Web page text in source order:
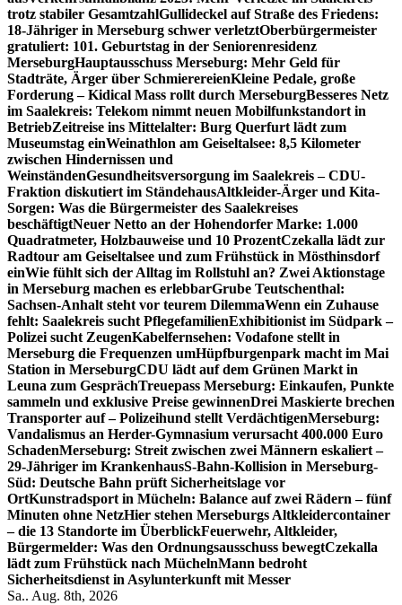
trotz stabiler GesamtzahlGullideckel auf Straße des Friedens:
18-Jähriger in Merseburg schwer verletztOberbürgermeister
gratuliert: 101. Geburtstag in der Seniorenresidenz
MerseburgHauptausschuss Merseburg: Mehr Geld für
Stadträte, Ärger über SchmierereienKleine Pedale, große
Forderung – Kidical Mass rollt durch MerseburgBesseres Netz
im Saalekreis: Telekom nimmt neuen Mobilfunkstandort in
BetriebZeitreise ins Mittelalter: Burg Querfurt lädt zum
Museumstag einWeinathlon am Geiseltalsee: 8,5 Kilometer
zwischen Hindernissen und
WeinständenGesundheitsversorgung im Saalekreis – CDU-
Fraktion diskutiert im StändehausAltkleider-Ärger und Kita-
Sorgen: Was die Bürgermeister des Saalekreises
beschäftigtNeuer Netto an der Hohendorfer Marke: 1.000
Quadratmeter, Holzbauweise und 10 ProzentCzekalla lädt zur
Radtour am Geiseltalsee und zum Frühstück in Mösthinsdorf
einWie fühlt sich der Alltag im Rollstuhl an? Zwei Aktionstage
in Merseburg machen es erlebbarGrube Teutschenthal:
Sachsen-Anhalt steht vor teurem DilemmaWenn ein Zuhause
fehlt: Saalekreis sucht PflegefamilienExhibitionist im Südpark –
Polizei sucht ZeugenKabelfernsehen: Vodafone stellt in
Merseburg die Frequenzen umHüpfburgenpark macht im Mai
Station in MerseburgCDU lädt auf dem Grünen Markt in
Leuna zum GesprächTreuepass Merseburg: Einkaufen, Punkte
sammeln und exklusive Preise gewinnenDrei Maskierte brechen
Transporter auf – Polizeihund stellt VerdächtigenMerseburg:
Vandalismus an Herder-Gymnasium verursacht 400.000 Euro
SchadenMerseburg: Streit zwischen zwei Männern eskaliert –
29-Jähriger im KrankenhausS-Bahn-Kollision in Merseburg-
Süd: Deutsche Bahn prüft Sicherheitslage vor
OrtKunstradsport in Mücheln: Balance auf zwei Rädern – fünf
Minuten ohne NetzHier stehen Merseburgs Altkleidercontainer
– die 13 Standorte im ÜberblickFeuerwehr, Altkleider,
Bürgermelder: Was den Ordnungsausschuss bewegtCzekalla
lädt zum Frühstück nach MüchelnMann bedroht
Sicherheitsdienst in Asylunterkunft mit Messer
Sa.. Aug. 8th, 2026